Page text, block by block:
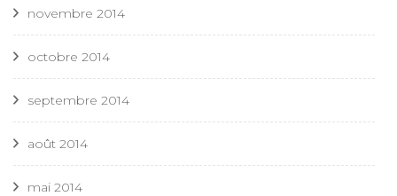
novembre 2014
octobre 2014
septembre 2014
août 2014
mai 2014